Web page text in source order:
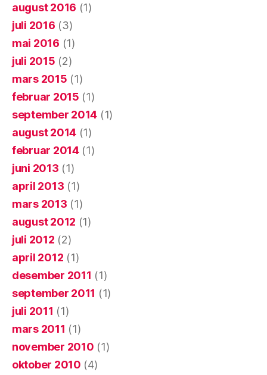
august 2016 (1)
juli 2016 (3)
mai 2016 (1)
juli 2015 (2)
mars 2015 (1)
februar 2015 (1)
september 2014 (1)
august 2014 (1)
februar 2014(1)
juni 2013 (1)
april 2013 (1)
mars 2013 (1)
august 2012 (1)
juli 2012 (2)
april 2012 (1)
desember 2011 (1)
september 2011 (1)
juli 2011 (1)
mars 2011 (1)
november 2010 (1)
oktober 2010 (4)